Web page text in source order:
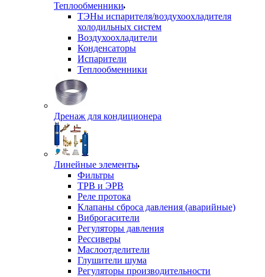
Теплообменники
ТЭНы испарителя/воздухоохладителя
холодильных систем
Воздухоохладители
Конденсаторы
Испарители
Теплообменники
Дренаж для кондиционера
Линейные элементы
Фильтры
ТРВ и ЭРВ
Реле протока
Клапаны сброса давления (аварийные)
Виброгасители
Регуляторы давления
Рессиверы
Маслоотделители
Глушители шума
Регуляторы производительности